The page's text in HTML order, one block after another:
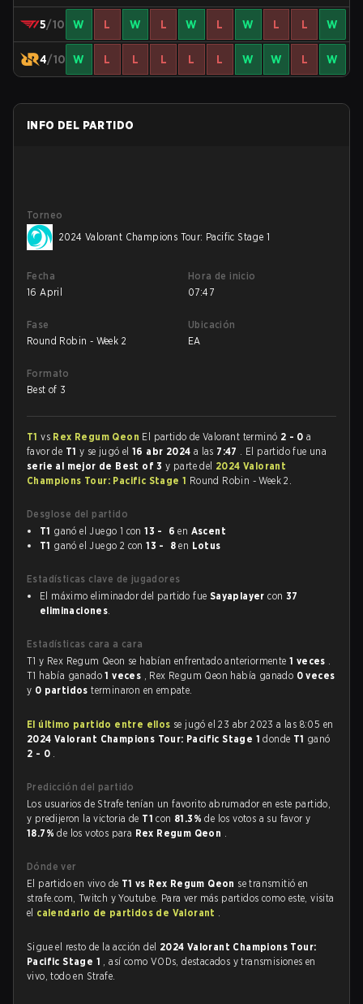
5/10 W L W L W L W L L W
4/10 W L L L L L W W L W
INFO DEL PARTIDO
Torneo
2024 Valorant Champions Tour: Pacific Stage 1
Fecha
16 April
Hora de inicio
07:47
Fase
Round Robin - Week 2
Ubicación
EA
Formato
Best of 3
T1vs Rex Regum Qeon El partido de Valorant terminó 2 - 0 a
favor de T1 y se jugó el16 abr 2024 a las 7:47 . El partido fue una
serie al mejor de Best of 3y parte del 2024 Valorant
Champions Tour: Pacific Stage 1 Round Robin - Week 2.
Desglose del partido
T1 ganó el Juego 1 con13 - 6 en Ascent
T1 ganó el Juego 2 con13 - 8 en Lotus
Estadísticas clave de jugadores
El máximo eliminador del partido fue Sayaplayer con 37
eliminaciones.
Estadísticas cara a cara
T1 y Rex Regum Qeon se habían enfrentado anteriormente 1 veces .
T1 había ganado1 veces , Rex Regum Qeon había ganado 0 veces
y 0 partidosterminaron en empate.
El último partido entre ellos se jugó el 23 abr 2023 a las 8:05 en
2024 Valorant Champions Tour: Pacific Stage 1donde T1 ganó
2 - 0 .
Predicción del partido
Los usuarios de Strafe tenían un favorito abrumador en este partido,
y predijeron la victoria de T1con 81.3%de los votos a su favor y
18.7%de los votos para Rex Regum Qeon .
Dónde ver
El partido en vivo de T1 vs Rex Regum Qeon se transmitió en
strafe.com, Twitch y Youtube. Para ver más partidos como este, visita
el calendario de partidos de Valorant .
Sigue el resto de la acción del 2024 Valorant Champions Tour:
Pacific Stage 1 , así como VODs, destacados y transmisiones en
vivo, todo en Strafe.